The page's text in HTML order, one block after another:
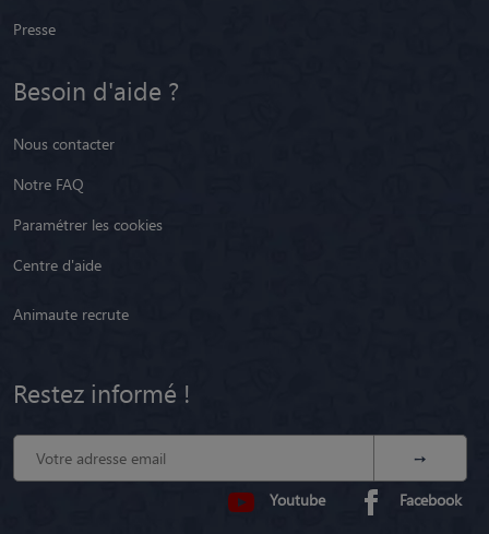
Presse
Besoin d'aide ?
Nous contacter
Notre FAQ
Paramétrer les cookies
Centre d'aide
Animaute recrute
Restez informé !
Youtube Facebook